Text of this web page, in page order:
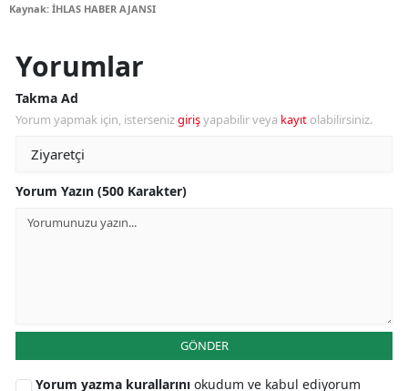
Kaynak: İHLAS HABER AJANSI
Yorumlar
Takma Ad
Yorum yapmak için, istersenizgirişyapabilir veya kayıt olabilirsiniz.
Yorum Yazın (500 Karakter)
GÖNDER
Yorum yazma kurallarını okudum ve kabul ediyorum